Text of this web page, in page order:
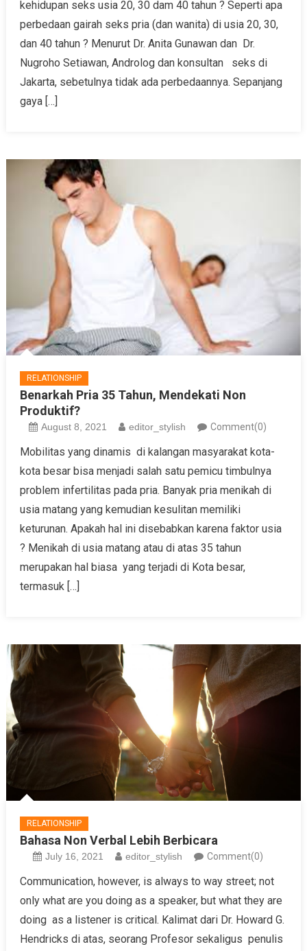
kehidupan seks usia 20, 30 dam 40 tahun ? Seperti apa
perbedaan gairah seks pria (dan wanita) di usia 20, 30,
dan 40 tahun ? Menurut Dr. Anita Gunawan dan Dr.
Nugroho Setiawan, Androlog dan konsultan seks di
Jakarta, sebetulnya tidak ada perbedaannya. Sepanjang
gaya […]
RELATIONSHIP
Benarkah Pria 35 Tahun, Mendekati Non
Produktif?
August 8, 2021 editor_stylish Comment(0)
Mobilitas yang dinamis di kalangan masyarakat kota-
kota besar bisa menjadi salah satu pemicu timbulnya
problem infertilitas pada pria. Banyak pria menikah di
usia matang yang kemudian kesulitan memiliki
keturunan. Apakah hal ini disebabkan karena faktor usia
? Menikah di usia matang atau di atas 35 tahun
merupakan hal biasa yang terjadi di Kota besar,
termasuk […]
RELATIONSHIP
Bahasa Non Verbal Lebih Berbicara
July 16, 2021 editor_stylish Comment(0)
Communication, however, is always to way street; not
only what are you doing as a speaker, but what they are
doing as a listener is critical. Kalimat dari Dr. Howard G.
Hendricks di atas, seorang Profesor sekaligus penulis